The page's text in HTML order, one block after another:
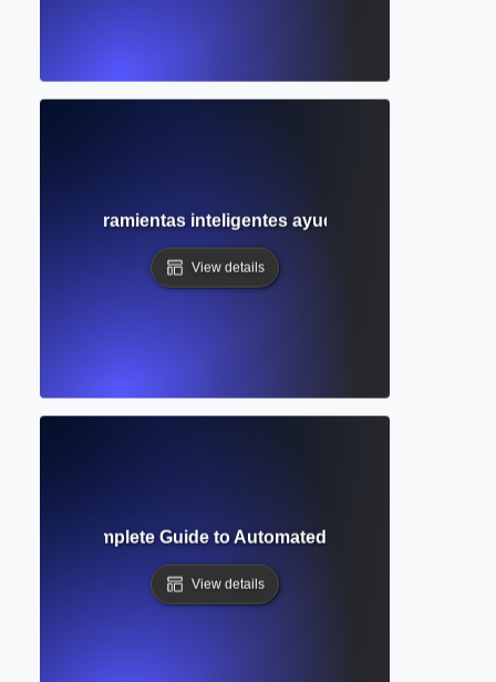
las herramientas inteligentes ayudan a reescribir
View details
Complete Guide to Automated Grammar and
View details